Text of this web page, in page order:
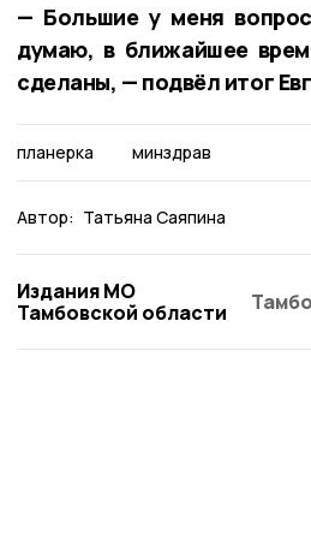
— Большие у меня
думаю, в ближайшее
сделаны, — подвёл итог
планерка минздрав
Автор: Татьяна Саяпина
Издания МО
Тамбовской области